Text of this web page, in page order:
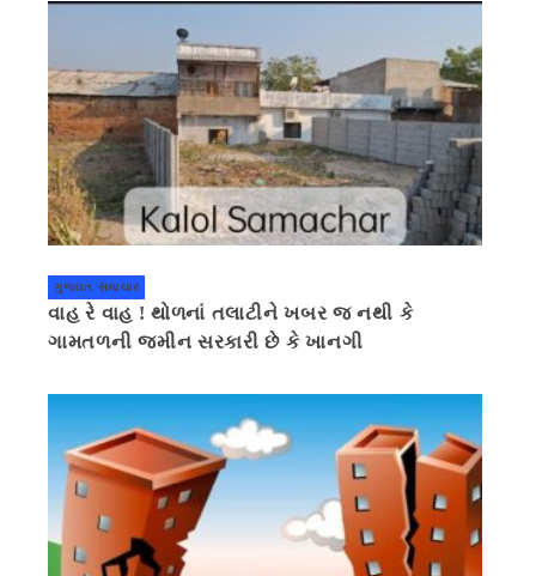
ગુજરાત સમાચાર
વાહ રે વાહ ! થોળનાં તલાટીને ખબર જ નથી કે
ગામતળની જમીન સરકારી છે કે ખાનગી